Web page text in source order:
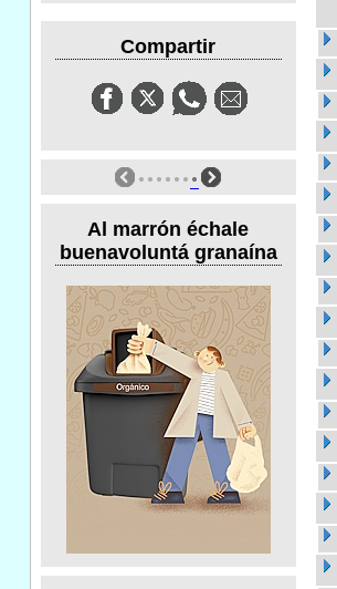
Compartir
Al marrón échale
buenavoluntá granaína